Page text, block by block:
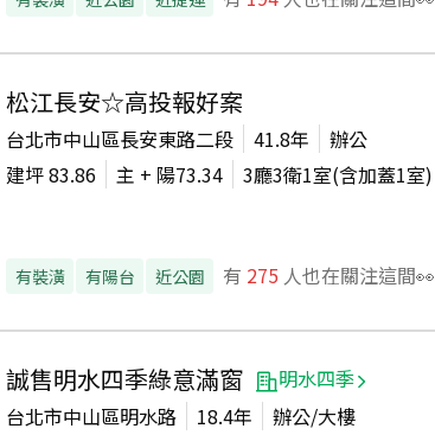
松江長安☆高投報好案
台北市中山區長安東路二段 41.8年
辦公
建坪83.86 主 + 陽73.34 3廳3衛1室(含加蓋1室)
有裝潢 有陽台 近公園 有 275 人也在關注這間👀
誠售明水四季綠意滿窗
明水四季
台北市中山區明水路
18.4年 辦公/大樓